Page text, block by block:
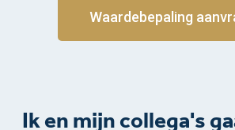
Waardebepaling
Ik en mijn collega's